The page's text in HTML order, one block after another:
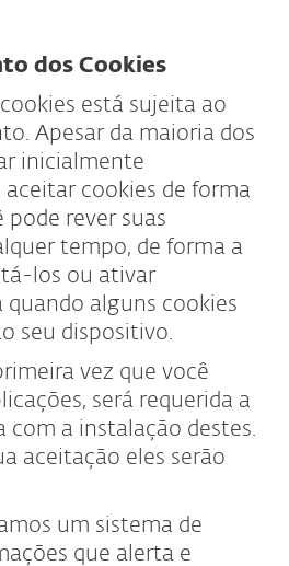
dos Cookies
está sujeita ao
Apesar da maioria dos
inicialmente
cookies de forma
rever suas
tempo, de forma a
los ou ativar
quando alguns cookies
seu dispositivo.
vez que você
será requerida a
com a instalação destes.
aceitação eles serão
um sistema de
que alerta e